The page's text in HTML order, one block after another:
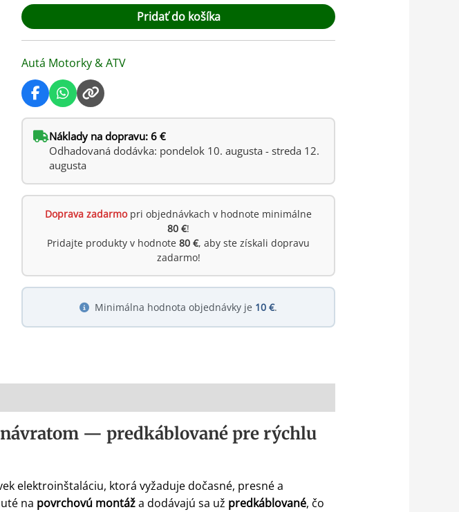
Moto,
DIY
elektronika
Pridať do košíka
Autá Motorky & ATV
Náklady na dopravu: 6 €
Odhadovaná dodávka: pondelok 10. augusta - streda 12.
augusta
Doprava zadarmopri objednávkach v hodnote minimálne
80 €!
Pridajte produkty v hodnote80 €, aby ste získali dopravu
zadarmo!
Minimálna hodnota objednávky je 10 €.
— predkáblované pre rýchlu
elektroinštaláciu, ktorá vyžaduje dočasné, presné a
na povrchovú montáža dodávajú sa už predkáblované, čo